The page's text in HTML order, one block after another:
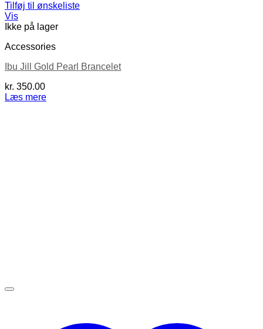
Tilføj til ønskeliste
Vis
Ikke på lager
Accessories
Ibu Jill Gold Pearl Brancelet
kr. 350.00
Læs mere